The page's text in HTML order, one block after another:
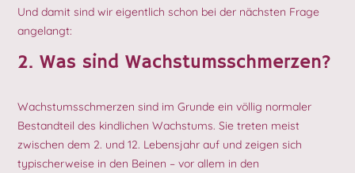
Und damit sind wir eigentlich schon bei der nächsten Frage
angelangt:
2. Was sind Wachstumsschmerzen?
Wachstumsschmerzen sind im Grunde ein völlig normaler
Bestandteil des kindlichen Wachstums. Sie treten meist
zwischen dem 2. und 12. Lebensjahr auf und zeigen sich
typischerweise in den Beinen – vor allem in den